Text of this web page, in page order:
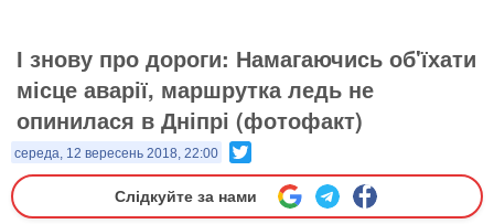
І знову про дороги: Намагаючись об'їхати
місце аварії, маршрутка ледь не
опинилася в Дніпрі (фотофакт)
середа, 12 вересень 2018, 22:00
Слідкуйте за нами